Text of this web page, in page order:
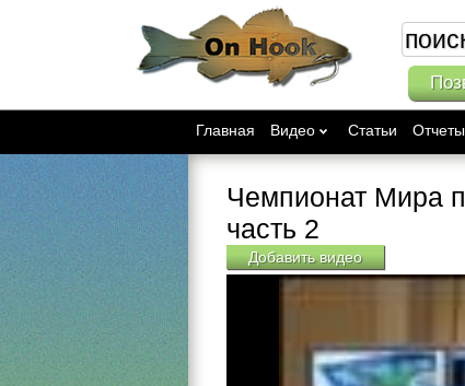
Главная Видео Статьи
Чемпионат Мира
часть 2
Добавить видео